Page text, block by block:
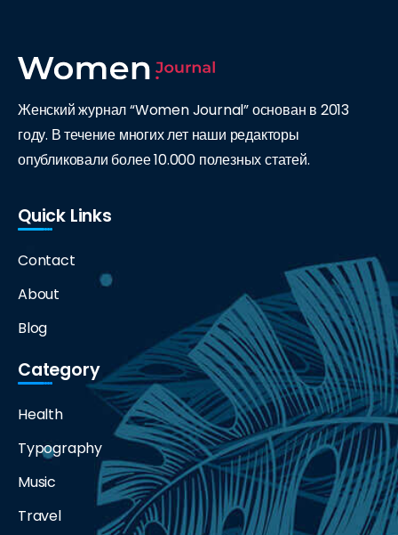
Женский журнал “Women Journal” основан в 2013
году. В течение многих лет наши редакторы
опубликовали более 10.000 полезных статей.
Quick Links
Contact
About
Blog
Category
Health
Typography
Music
Travel